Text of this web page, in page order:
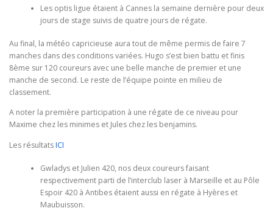
Les optis ligue étaient à Cannes la semaine dernière pour deux
jours de stage suivis de quatre jours de régate.
Au final, la météo capricieuse aura tout de même permis de faire 7
manches dans des conditions variées. Hugo s’est bien battu et finis
8ème sur 120 coureurs avec une belle manche de premier et une
manche de second. Le reste de l’équipe pointe en milieu de
classement.
A noter la première participation à une régate de ce niveau pour
Maxime chez les minimes et Jules chez les benjamins.
Les résultatsICI
Gwladys et Julien 420, nos deux coureurs faisant
respectivement parti de l’interclub laser à Marseille et au Pôle
Espoir 420 à Antibes étaient aussi en régate à Hyères et
Maubuisson.